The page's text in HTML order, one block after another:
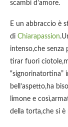
scambi d’amore.
E un abbraccio è
di Chiarapassion
intenso,che
tirar fuori
“signorinatortina”
bell’aspetto,ha
limone e
della torta,che si è